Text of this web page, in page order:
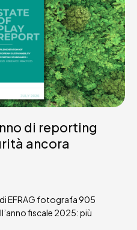
di reporting
ancora
EFRAG fotografa 905
fiscale 2025: più